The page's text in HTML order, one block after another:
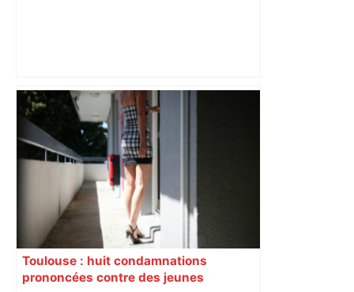
"C'est la reprise des bouchons et c'est
horrible", plus de 17 km de
ralentissements autour de Toulouse ce
jeudi matin, on vous donne les
secteurs à éviter – ladepeche.fr
Toulouse : huit condamnations
prononcées contre des jeunes